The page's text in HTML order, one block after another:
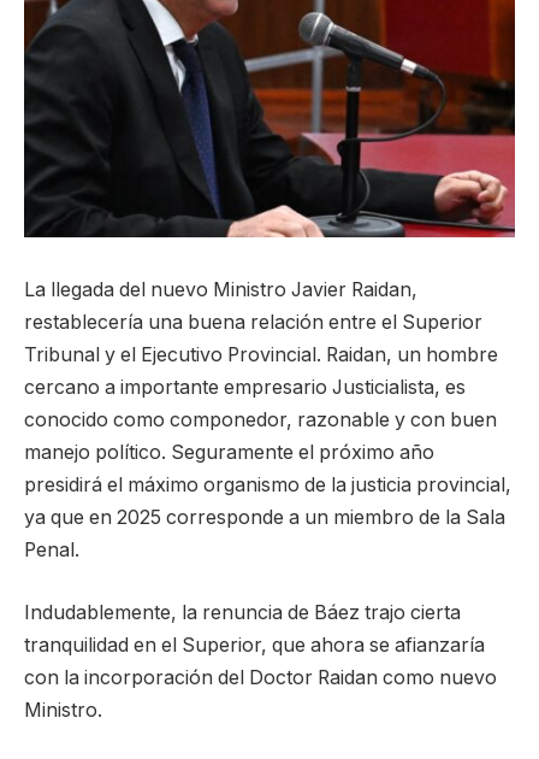
La llegada del nuevo Ministro Javier Raidan,
restablecería una buena relación entre el Superior
Tribunal y el Ejecutivo Provincial. Raidan, un hombre
cercano a importante empresario Justicialista, es
conocido como componedor, razonable y con buen
manejo político. Seguramente el próximo año
presidirá el máximo organismo de la justicia provincial,
ya que en 2025 corresponde a un miembro de la Sala
Penal.
Indudablemente, la renuncia de Báez trajo cierta
tranquilidad en el Superior, que ahora se afianzaría
con la incorporación del Doctor Raidan como nuevo
Ministro.